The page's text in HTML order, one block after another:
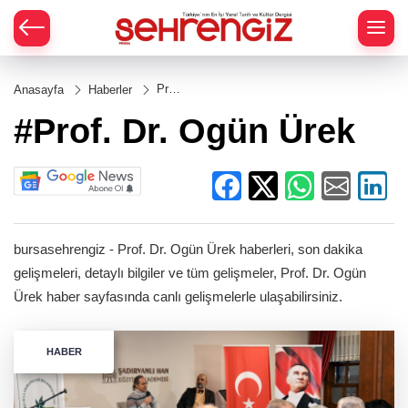
Anasayfa Haberler
Prof.
Ürek
#Prof. Dr. Ogün Ürek
bursasehrengiz - Prof. Dr. Ogün Ürek haberleri, son dakika
gelişmeleri, detaylı bilgiler ve tüm gelişmeler, Prof. Dr. Ogün
Ürek haber sayfasında canlı gelişmelerle ulaşabilirsiniz.
HABER